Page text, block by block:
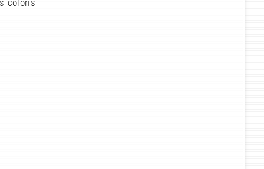
coloris